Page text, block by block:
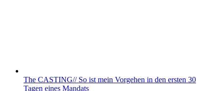
The CASTING// So ist mein Vorgehen in den ersten 30
Tagen eines Mandats